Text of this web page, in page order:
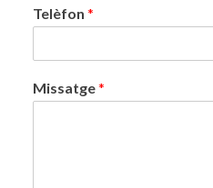
Telèfon *
Missatge*